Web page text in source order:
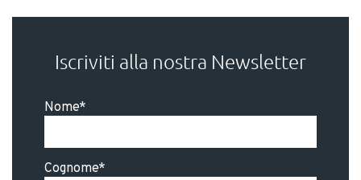
Iscriviti alla nostra Newsletter